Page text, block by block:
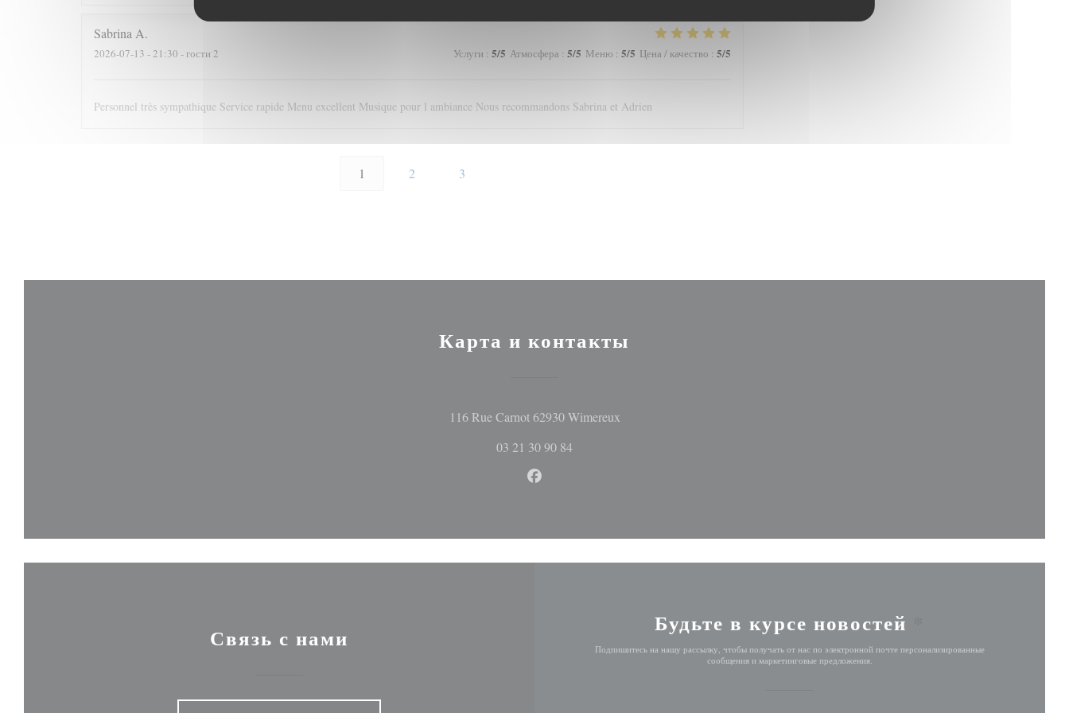
Sabrina A
2026-07-13 - 21:30 - гости 2 Услуги : 5/5 Атмосфера : 5/5 Меню : 5/5 Цена / качество : 5/5
Personnel très sympathique Service rapide Menu excellent Musique pour l ambiance Nous recommandons Sabrina et Adrien
1 2 3
Карта и контакты
116 Rue Carnot 62930 Wimereux((открывается в новом окне))
03 21 30 90 84
Facebook ((открывается в новом окне))
Связь с нами
Будьте в курсе новостей
Подпишитесь на нашу рассылку, чтобы получать от нас по электронной почте персонализированные
сообщения и маркетинговые предложения.